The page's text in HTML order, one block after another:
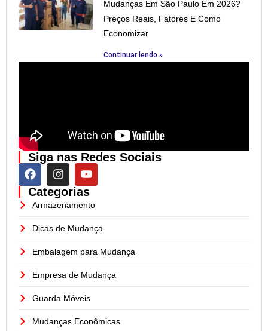
Mudanças Em São Paulo Em 2026?
Preços Reais, Fatores E Como
Economizar
Continuar lendo »
Siga nas Redes Sociais
Categorias
Armazenamento
Dicas de Mudança
Embalagem para Mudança
Empresa de Mudança
Guarda Móveis
Mudanças Econômicas